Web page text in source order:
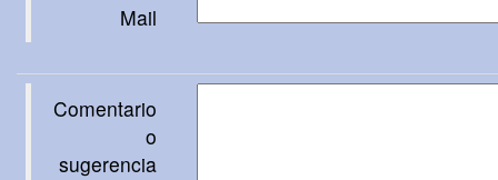
Mail
Comentario
o
sugerencia